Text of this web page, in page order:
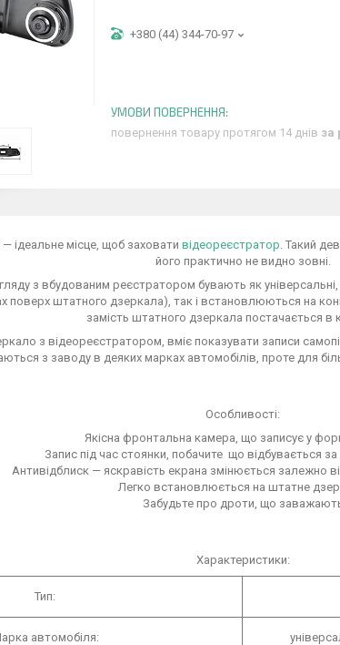
+380 (44) 344-70-97
повернення товару протягом 14 днів за
ідеальне місце, щоб заховати відеореєстратор. Такий
його практично не видно зовні.
з вбудованим реєстратором бувають як
поверх штатного дзеркала), так і встановлюються на
замість штатного дзеркала постачається в
з відеореєстратором, вміє показувати записи
з заводу в деяких марках автомобілів, проте для
Особливості:
Якісна фронтальна камера, що записує у
Запис під час стоянки, побачите що відбувається за
Антивідблиск — яскравість екрана змінюється залежно
Легко встановлюється на штатне
Забудьте про дроти, що
Характеристики:
Тип:
автомобіля: